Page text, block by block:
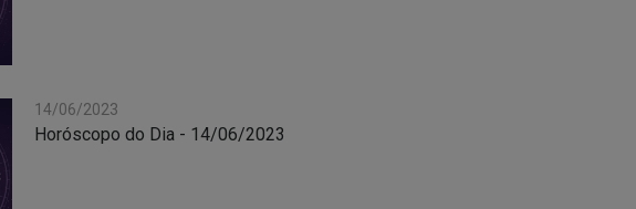
14/06/2023
Horóscopo do Dia - 14/06/2023